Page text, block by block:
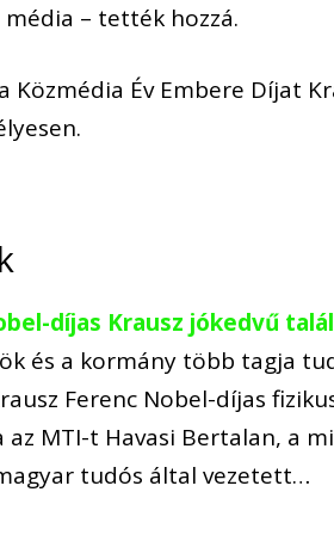
– tették hozzá.
Közmédia Év Embere Díjat
díjas Krausz jókedvű
és a kormány több tagja
Ferenc Nobel-díjas
MTI-t Havasi Bertalan, a
tudós által vezetett…